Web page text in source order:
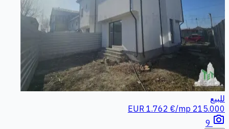
للبيع
215.000 EUR
1.762 €/mp
photo_camera